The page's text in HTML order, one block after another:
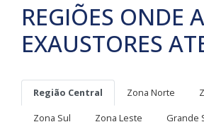
REGIÕES ONDE
EXAUSTORES
Região Central Zona Norte
Zona Sul
Zona Leste
Grande